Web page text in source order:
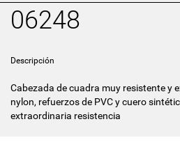
06248
Descripción
Cabezada de cuadra muy resistente y
nylon, refuerzos de PVC y cuero
extraordinaria resistencia